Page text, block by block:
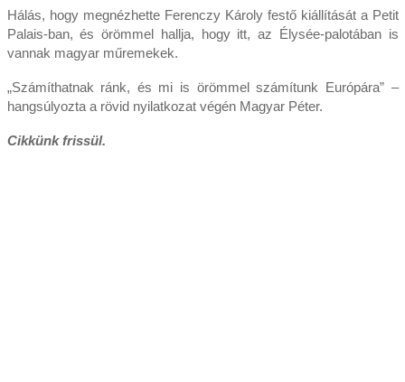
Hálás, hogy megnézhette Ferenczy Károly festő kiállítását a Petit
Palais-ban, és örömmel hallja, hogy itt, az Élysée-palotában is
vannak magyar műremekek.
„Számíthatnak ránk, és mi is örömmel számítunk Európára” –
hangsúlyozta a rövid nyilatkozat végén Magyar Péter.
Cikkünk frissül.